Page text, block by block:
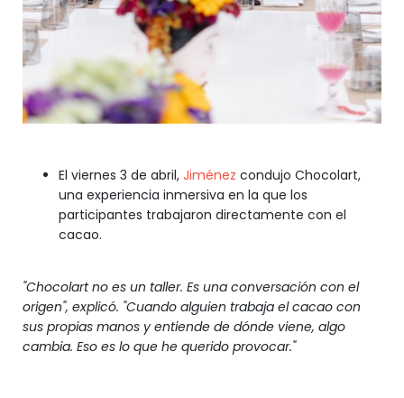
El viernes 3 de abril, Jiménez condujo Chocolart,
una experiencia inmersiva en la que los
participantes trabajaron directamente con el
cacao.
"Chocolart no es un taller. Es una conversación con el
origen", explicó. "Cuando alguien trabaja el cacao con
sus propias manos y entiende de dónde viene, algo
cambia. Eso es lo que he querido provocar."